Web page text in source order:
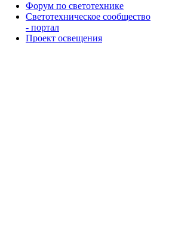
Форум по светотехнике
Светотехническое сообщество
- портал
Проект освещения